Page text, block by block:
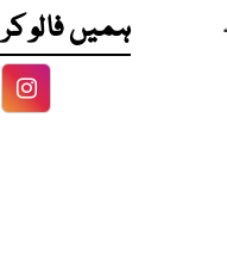
ہمیں فالو
Facebook